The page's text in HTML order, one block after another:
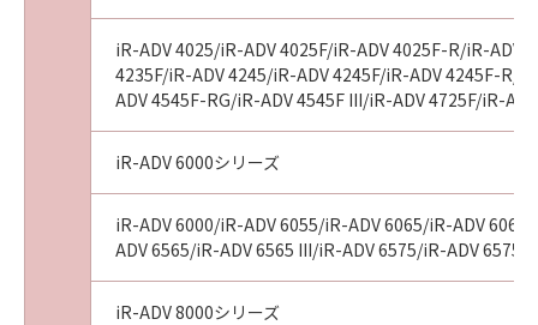
iR-ADV 4025/iR-ADV 4025F/iR-ADV 4025F-R/iR-ADV
4235F/iR-ADV 4245/iR-ADV 4245F/iR-ADV 4245F-R/
ADV 4545F-RG/iR-ADV 4545F III/iR-ADV 4725F/iR-
iR-ADV 6000シリーズ
iR-ADV 6000/iR-ADV 6055/iR-ADV 6065/iR-ADV
ADV 6565/iR-ADV 6565 III/iR-ADV 6575/iR-ADV 6575
iR-ADV 8000シリーズ